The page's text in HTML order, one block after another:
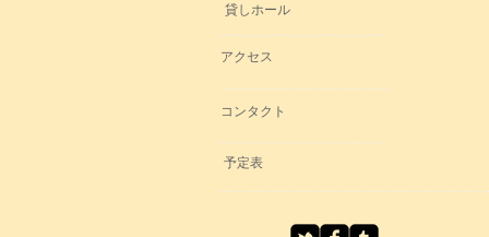
貸しホール
アクセス
コンタクト
予定表